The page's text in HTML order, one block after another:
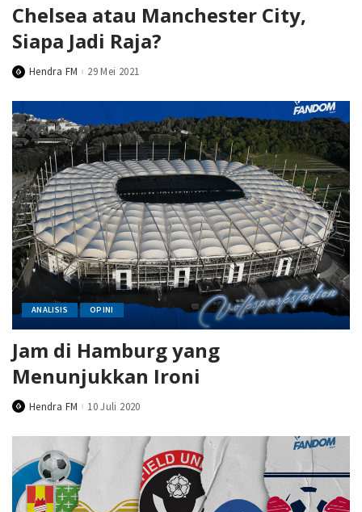
Chelsea atau Manchester City,
Siapa Jadi Raja?
PostedHendra FM 29 Mei 2021
ANALISIS OPINI
Jam di Hamburg yang
Menunjukkan Ironi
PostedHendra FM 10 Juli 2020